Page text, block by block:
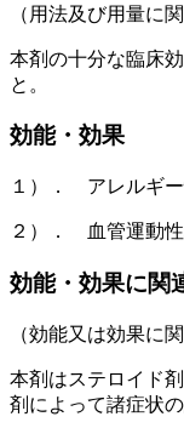
（用法及び用量に
本剤の十分な臨床
と。
効能・効果
１）． アレルギー
２）． 血管運動性
効能・効果に関
（効能又は効果に
本剤はステロイド
剤によって諸症状